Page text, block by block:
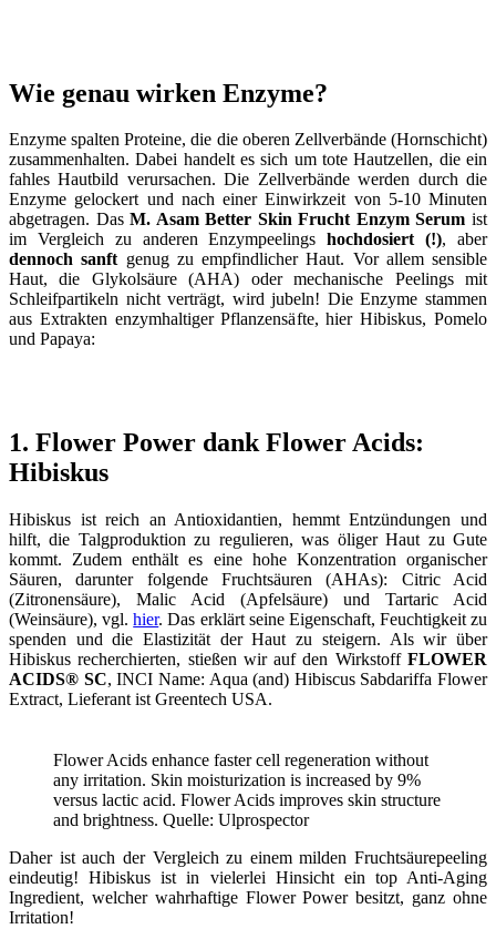
Wie genau wirken Enzyme?
Enzyme spalten Proteine, die die oberen Zellverbände (Hornschicht)
zusammenhalten. Dabei handelt es sich um tote Hautzellen, die ein
fahles Hautbild verursachen. Die Zellverbände werden durch die
Enzyme gelockert und nach einer Einwirkzeit von 5-10 Minuten
abgetragen. DasM. Asam Better Skin Frucht Enzym Serum ist
im Vergleich zu anderen Enzympeelingshochdosiert (!), aber
dennoch sanftgenug zu empfindlicher Haut. Vor allem sensible
Haut, die Glykolsäure (AHA) oder mechanische Peelings mit
Schleifpartikeln nicht verträgt, wird jubeln! Die Enzyme stammen
aus Extrakten enzymhaltiger Pflanzensäfte, hier Hibiskus, Pomelo
und Papaya:
1. Flower Power dank Flower Acids:
Hibiskus
Hibiskus ist reich an Antioxidantien, hemmt Entzündungen und
hilft, die Talgproduktion zu regulieren, was öliger Haut zu Gute
kommt. Zudem enthält es eine hohe Konzentration organischer
Säuren, darunter folgende Fruchtsäuren (AHAs): Citric Acid
(Zitronensäure), Malic Acid (Apfelsäure) und Tartaric Acid
(Weinsäure), vgl.hier. Das erklärt seine Eigenschaft, Feuchtigkeit zu
spenden und die Elastizität der Haut zu steigern. Als wir über
Hibiskus recherchierten, stießen wir auf den Wirkstoff FLOWER
ACIDS® SC, INCI Name: Aqua (and) Hibiscus Sabdariffa Flower
Extract, Lieferant ist Greentech USA.
Flower Acids enhance faster cell regeneration without
any irritation. Skin moisturization is increased by 9%
versus lactic acid. Flower Acids improves skin structure
and brightness. Quelle: Ulprospector
Daher ist auch der Vergleich zu einem milden Fruchtsäurepeeling
eindeutig! Hibiskus ist in vielerlei Hinsicht ein top Anti-Aging
Ingredient, welcher wahrhaftige Flower Power besitzt, ganz ohne
Irritation!